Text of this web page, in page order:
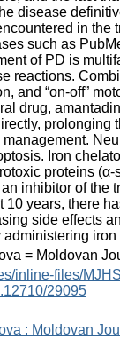
disease
in the
such as
of PD is
reactions.
and “on-off”
drug,
prolonging
Iron
proteins
inhibitor of the
years, there
side effects
= Moldovan
inline-files/
29095
: Moldovan